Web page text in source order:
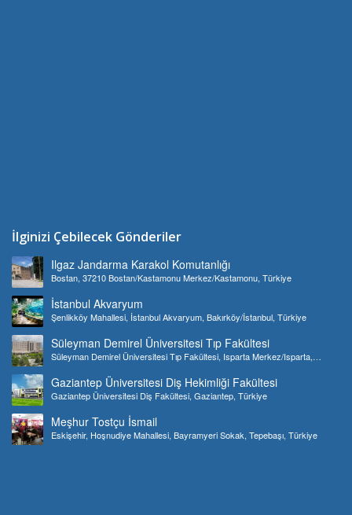
İlginizi Çebilecek Gönderiler
Ilgaz Jandarma Karakol Komutanlığı
Bostan, 37210 Bostan/Kastamonu Merkez/Kastamonu, Türkiye
İstanbul Akvaryum
Şenlikköy Mahallesi, İstanbul Akvaryum, Bakırköy/İstanbul, Türkiye
Süleyman Demirel Üniversitesi Tıp Fakültesi
Süleyman Demirel Üniversitesi Tıp Fakültesi, Isparta Merkez/Isparta,
Gaziantep Üniversitesi Diş Hekimliği Fakültesi
Gaziantep Üniversitesi Diş Fakültesi, Gaziantep, Türkiye
Meşhur Tostçu İsmail
Eskişehir, Hoşnudiye Mahallesi, Bayramyeri Sokak, Tepebaşı, Türkiye